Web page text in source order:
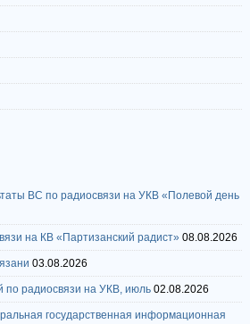
ВС по радиосвязи на УКВ «Полевой день
на КВ «Партизанский радист» 08.08.2026
03.08.2026
по радиосвязи на УКВ, июль 02.08.2026
государственная информационная